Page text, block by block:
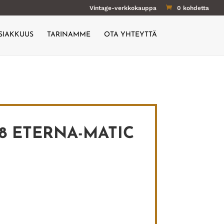
Vintage-verkkokauppa 0 kohdetta
TARINAMME OTA YHTEYTTÄ
ETERNA-MATIC